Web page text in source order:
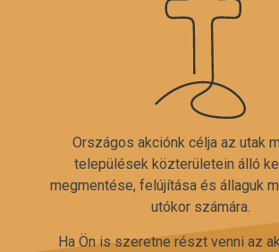
Országos akciónk célja az utak
települések közterületein álló
megmentése, felújítása és állaguk
utókor számára.
Ha Ön is szeretne részt venni az